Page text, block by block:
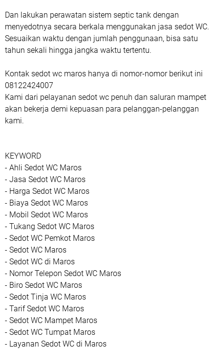
Dan lakukan perawatan sistem septic tank dengan
menyedotnya secara berkala menggunakan jasa sedot WC.
Sesuaikan waktu dengan jumlah penggunaan, bisa satu
tahun sekali hingga jangka waktu tertentu.
Kontak sedot wc maros hanya di nomor-nomor berikut ini
08122424007
Kami dari pelayanan sedot wc penuh dan saluran mampet
akan bekerja demi kepuasan para pelanggan-pelanggan
kami.
KEYWORD
- Ahli Sedot WC Maros
- Jasa Sedot WC Maros
- Harga Sedot WC Maros
- Biaya Sedot WC Maros
- Mobil Sedot WC Maros
- Tukang Sedot WC Maros
- Sedot WC Pemkot Maros
- Sedot WC Maros
- Sedot WC di Maros
- Nomor Telepon Sedot WC Maros
- Biro Sedot WC Maros
- Sedot Tinja WC Maros
- Tarif Sedot WC Maros
- Sedot WC Mampet Maros
- Sedot WC Tumpat Maros
- Layanan Sedot WC di Maros